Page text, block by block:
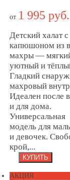
ВЕЛЮР-
от 1 995 руб.
Детский халат с
капюшоном из
махры —
уютный и
Гладкий
махровый
Идеален после
и для дома.
Универсальная
модель для
и девочек.
крой,...
АКЦИЯ